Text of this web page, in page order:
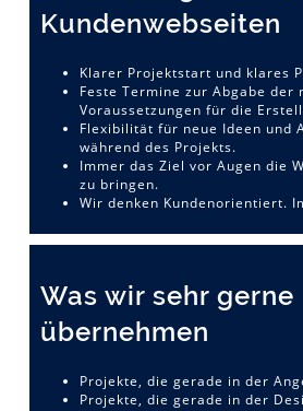
Kundenwebseiten
Klarer Projektstart und klares
Feste Termine zur Abgabe der
Voraussetzungen für die
Flexibilität für neue Ideen und
während des Projekts.
Immer das Ziel vor Augen die
zu bringen.
Wir denken Kundenorientiert.
Was wir sehr gerne
übernehmen
Projekte, die gerade in der
Projekte, die gerade in der